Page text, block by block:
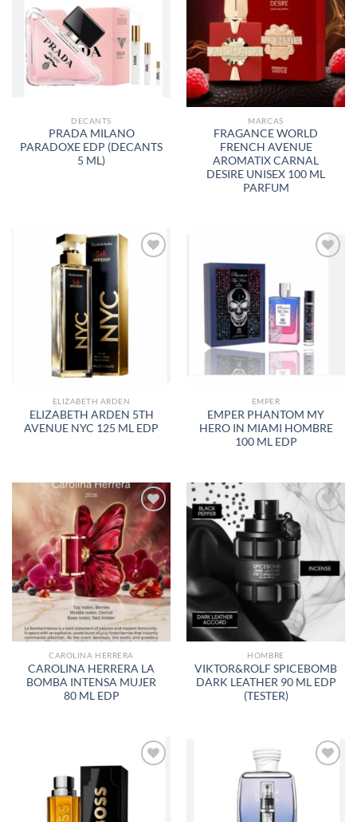
LISTA
DESEOS
DECANTS
PRADA MILANO
PARADOXE EDP (DECANTS
5 ML)
DESEOS
MARCAS
FRAGANCE WORLD
FRENCH AVENUE
AROMATIX CARNAL
DESIRE UNISEX 100 ML
PARFUM
AÑADIR
DESEOS
ELIZABETH ARDEN
ELIZABETH ARDEN 5TH
AVENUE NYC 125 ML EDP
LISTA
DE
DESEOS
EMPER
EMPER PHANTOM MY
HERO IN MIAMI HOMBRE
100 ML EDP
AÑADIR
A LA
LISTA
DE
DESEOS
CAROLINA HERRERA
CAROLINA HERRERA LA
BOMBA INTENSA MUJER
80 ML EDP
AÑADIR
A LA
LISTA
DE
DESEOS
HOMBRE
VIKTOR&ROLF SPICEBOMB
DARK LEATHER 90 ML EDP
(TESTER)
AÑADIR
LISTA